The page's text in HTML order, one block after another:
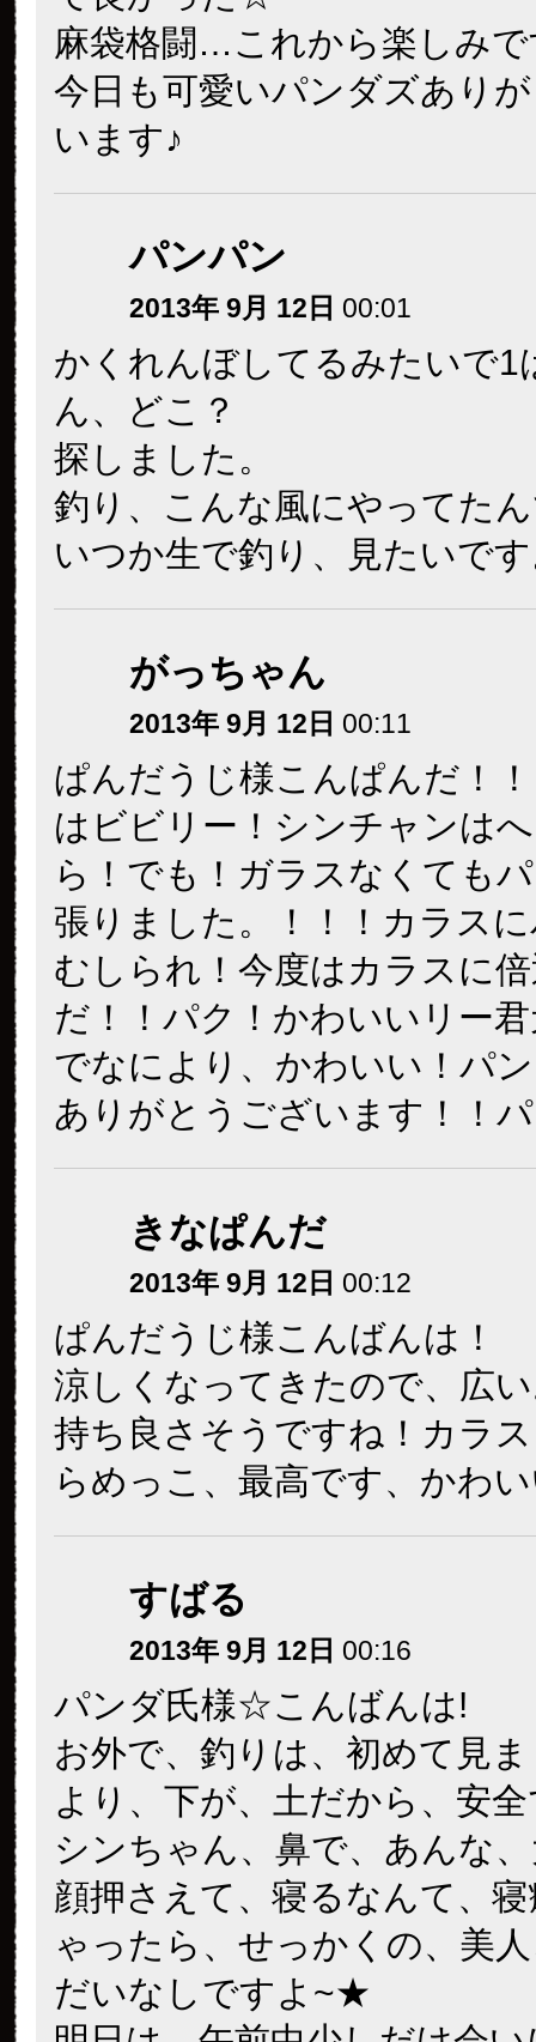
麻袋格闘…これから楽しみで
今日も可愛いパンダズあり
います♪
パンパン
2013年 9月 12日 00:01
かくれんぼしてるみたいで1
ん、どこ？
探しました。
釣り、こんな風にやってた
いつか生で釣り、見たいで
がっちゃん
2013年 9月 12日 00:11
ぱんだうじ様こんぱんだ！
はビビリー！シンチャンは
ら！でも！ガラスなくても
張りました。！！！カラス
むしられ！今度はカラスに
だ！！パク！かわいいリー
でなにより、かわいい！パ
ありがとうございます！！
きなぱんだ
2013年 9月 12日 00:12
ぱんだうじ様こんばんは！
涼しくなってきたので、広
持ち良さそうですね！カラ
らめっこ、最高です、かわ
すばる
2013年 9月 12日 00:16
パンダ氏様☆こんばんは!
お外で、釣りは、初めて見
より、下が、土だから、安
シンちゃん、鼻で、あんな
顔押さえて、寝るなんて、
ゃったら、せっかくの、美
だいなしですよ~★